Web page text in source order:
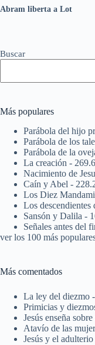
Abram liberta a Lot
Buscar
Más populares
Parábola del hijo
Parábola de los
Parábola de la
La creación -
Nacimiento de
Caín y Abel -
Los Diez
Los
Sansón y Dalila -
Señales antes del
ver los 100 más
Más comentados
La ley del diezmo
Primicias y
Jesús enseña
Atavío de las
Jesús y el adulterio